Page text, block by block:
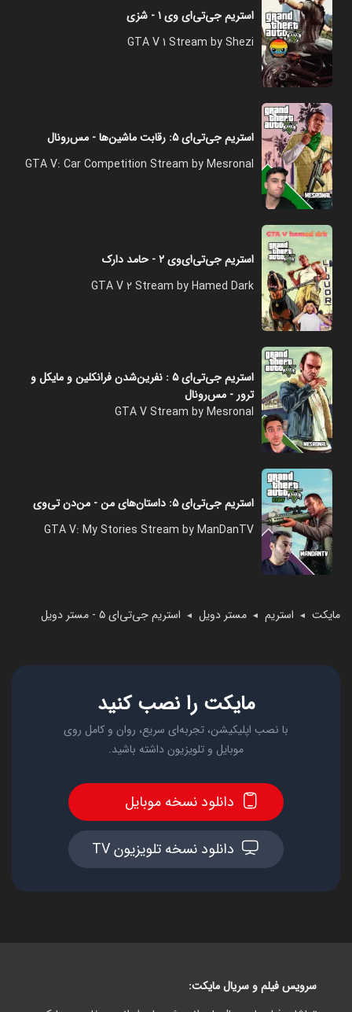
استریم جی‌تی‌ای وی ۱ - شزی
GTA V 1 Stream by Shezi
استریم جی‌تی‌ای ۵: رقابت ماشین‌ها - مس‌رونال
GTA V: Car Competition Stream by Mesronal
استریم جی‌تی‌ای‌وی ۲ - حامد دارک
GTA V 2 Stream by Hamed Dark
استریم جی‌تی‌ای ۵ : نفرین‌شدن فرانکلین و مایکل و
ترور - مس‌رونال
GTA V Stream by Mesronal
استریم جی‌تی‌ای ۵: داستان‌های من - من‌دن تی‌وی
GTA V: My Stories Stream by ManDanTV
مایکت ◄ استریم ◄ مستر دویل ◄ استریم جی‌تی‌ای ۵ - مستر دویل
مایکت را نصب کنید
با نصب اپلیکیشن، تجربه‌ای سریع، روان و کامل روی
موبایل و تلویزیون داشته باشید.
دانلود نسخه موبایل
دانلود نسخه تلویزیون TV
سرویس فیلم و سریال مایکت: